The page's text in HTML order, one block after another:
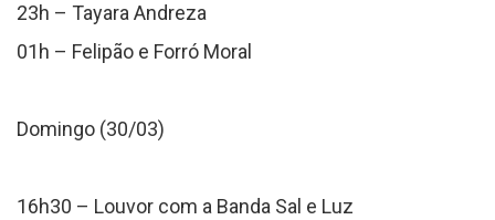
23h – Tayara Andreza
01h – Felipão e Forró Moral
Domingo (30/03)
16h30 – Louvor com a Banda Sal e Luz